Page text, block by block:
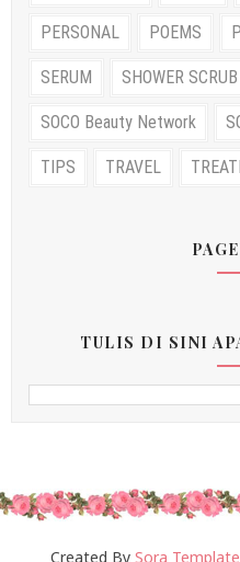
PERSONAL POEMS
SERUM SHOWER SCRUB
SOCO Beauty Network
TIPS TRAVEL
TULIS DI SINI
Created By Sora